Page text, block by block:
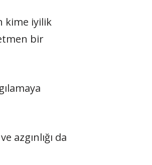
kime iyilik
bir
azgınlığı da